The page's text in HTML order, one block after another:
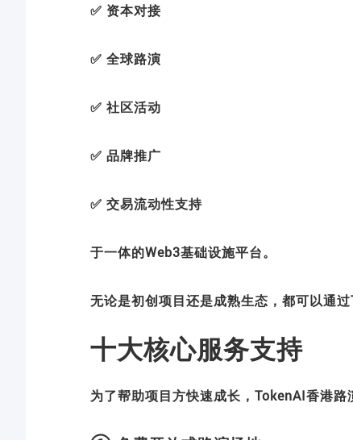
✅ 资本对接
✅ 全球路演
✅ 社区活动
✅ 品牌推广
✅ 交易流动性支持
于一体的Web3基础设施平台。
无论是初创项目还是成熟生态，都可以通
十大核心服务支持
为了帮助项目方快速成长，TokenAI香港路